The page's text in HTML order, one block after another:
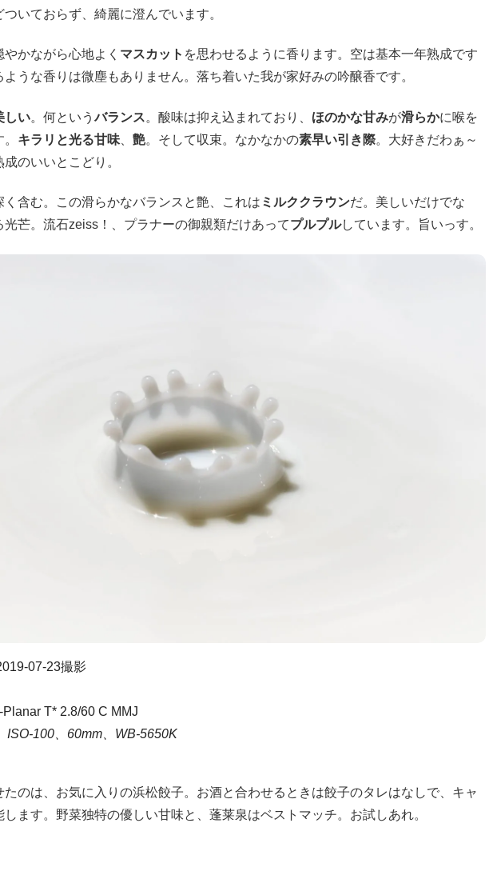
いておらず、綺麗に澄んでいます。
かながら心地よく マスカット を思わせるように香ります。空は基本一年熟成です
うな香りは微塵もありません。落ち着いた我が家好みの吟醸香です。
しい。何というバランス。酸味は抑え込まれており、 ほのかな甘みが滑らかに喉を
キラリと光る甘味 艶。そして収束。なかなかの素早い引き際。大好きだわぁ～
のいいとこどり。
含む。この滑らかなバランスと艶、これは ミルククラウンだ。美しいだけでな
光芒。流石zeiss！、プラナーの御親類だけあってプルプルしています。旨いっす。
07-23撮影
T* 2.8/60 C MMJ
ISO-100、60mm、WB-5650K
のは、お気に入りの浜松餃子。お酒と合わせるときは餃子のタレはなしで、キャ
ます。野菜独特の優しい甘味と、蓬莱泉はベストマッチ。お試しあれ。